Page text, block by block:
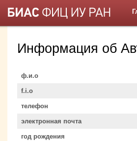
Информация об
ф.и.о
f.i.o
телефон
электронная почта
год рождения